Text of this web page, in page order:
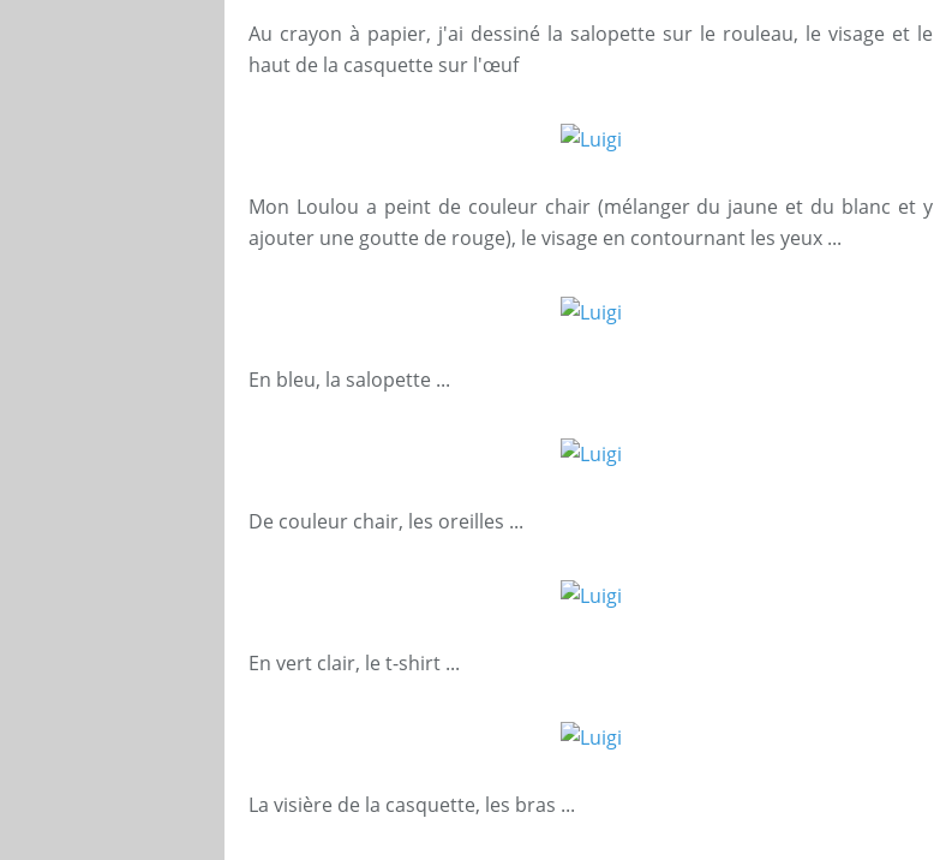
Au crayon à papier, j'ai dessiné la salopette sur le rouleau, le visage et le
haut de la casquette sur l'œuf
Mon Loulou a peint de couleur chair (mélanger du jaune et du blanc et y
ajouter une goutte de rouge), le visage en contournant les yeux ...
En bleu, la salopette ...
De couleur chair, les oreilles ...
En vert clair, le t-shirt ...
La visière de la casquette, les bras ...